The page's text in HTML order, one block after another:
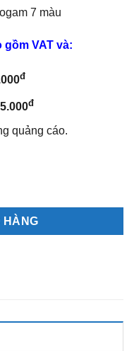
7 màu
gồm VAT và:
đ
5.000đ
quảng cáo.
HÀNG